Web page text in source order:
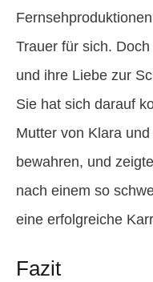
Trauer für sich.
und ihre Liebe zur
Sie hat sich darauf
Mutter von Klara
bewahren, und
nach einem so
eine erfolgreiche
Fazit